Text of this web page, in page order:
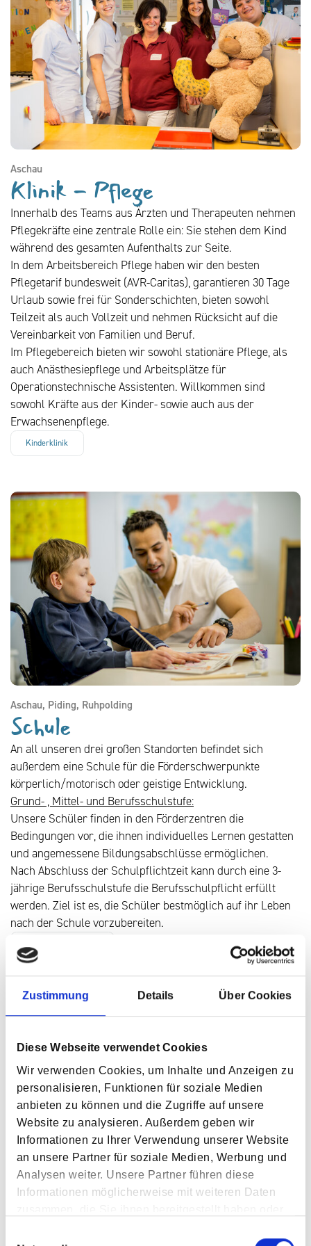
Zustimmung Details Über Cookies
Diese Webseite verwendet Cookies
Wir verwenden Cookies, um Inhalte und Anzeigen zu
personalisieren, Funktionen für soziale Medien
anbieten zu können und die Zugriffe auf unsere
Website zu analysieren. Außerdem geben wir
Informationen zu Ihrer Verwendung unserer Website
an unsere Partner für soziale Medien, Werbung und
Analysen weiter. Unsere Partner führen diese
Informationen möglicherweise mit weiteren Daten
Aschau
Klinik - Pflege
Innerhalb des Teams aus Ärzten und Therapeuten nehmen
Pflegekräfte eine zentrale Rolle ein: Sie stehen dem Kind
während des gesamten Aufenthalts zur Seite.
In dem Arbeitsbereich Pflege haben wir den besten
Pflegetarif bundesweit (AVR-Caritas), garantieren 30 Tage
Urlaub sowie frei für Sonderschichten, bieten sowohl
Teilzeit als auch Vollzeit und nehmen Rücksicht auf die
Vereinbarkeit von Familien und Beruf.
Im Pflegebereich bieten wir sowohl stationäre Pflege, als
auch Anästhesiepflege und Arbeitsplätze für
Operationstechnische Assistenten. Willkommen sind
sowohl Kräfte aus der Kinder- sowie auch aus der
Erwachsenenpflege.
Kinderklinik
Aschau, Piding, Ruhpolding
Schule
An all unseren drei großen Standorten befindet sich
außerdem eine Schule für die Förderschwerpunkte
körperlich/motorisch oder geistige Entwicklung.
Grund- , Mittel- und Berufsschulstufe:
Unsere Schüler finden in den Förderzentren die
Bedingungen vor, die ihnen individuelles Lernen gestatten
und angemessene Bildungsabschlüsse ermöglichen.
Nach Abschluss der Schulpflichtzeit kann durch eine 3-
jährige Berufsschulstufe die Berufsschulpflicht erfüllt
werden. Ziel ist es, die Schüler bestmöglich auf ihr Leben
nach der Schule vorzubereiten.
Förderschule Aschau
Förderschule Piding
Förderschule Ruhpolding